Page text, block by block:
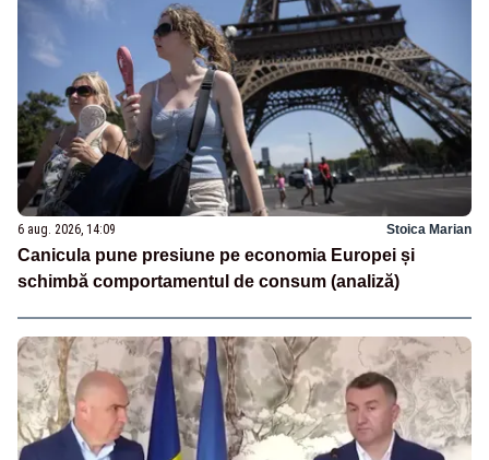
6 aug. 2026, 14:09 Stoica Marian
Canicula pune presiune pe economia Europei și
schimbă comportamentul de consum (analiză)